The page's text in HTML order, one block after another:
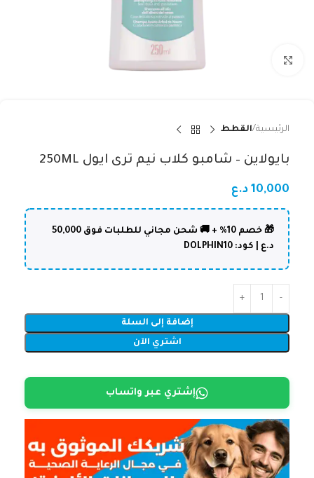
الرئيسية القطط
بايولاين – شامبو كلاب نيم ترى ايول 250ML
10,000 د.ع
🎁 خصم 10% + 🚚 شحن مجاني للطلبات فوق 50,000
د.ع | كود: DOLPHIN10
إضافة إلى السلة
اشتري الآن
إشتري عبر واتساب